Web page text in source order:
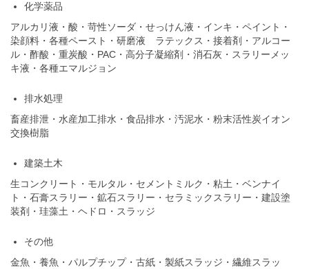
化学薬品
アルカリ液・酸・苛性ソーダ・せっけん液・インキ・ペイント・
染顔料・各種ペースト・研磨液 ラテックス・接着剤・アルコー
ル・酢酸・重炭酸・PAC・高分子凝縮剤・消石灰・スラリーメッ
キ液・各種エマルジョン
排水処理
畜産排泄・水産加工排水・食品排水・汚泥水・粉末活性炭イオン
交換樹脂
建築土木
生コンクリート・モルタル・セメントミルク・粘土・ベンナイ
ト・石膏スラリー・鉱石スラリー・セラミックスラリー・建設塗
装剤・珪藻土・ヘドロ・スラッジ
その他
金魚・養魚・パルプチップ・古紙・製紙スラッジ・繊維スラッ